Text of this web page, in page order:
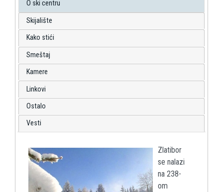
O ski centru
Skijalište
Kako stići
Smeštaj
Kamere
Linkovi
Ostalo
Vesti
Zlatibor
se nalazi
na 238-
om